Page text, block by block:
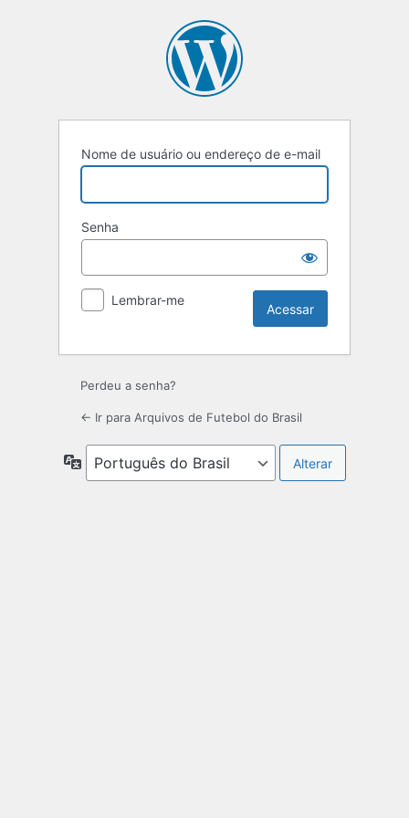
Nome de usuário ou endereço de e-mail
Senha
Lembrar-me
Perdeu a senha?
← Ir para Arquivos de Futebol do Brasil
Idioma